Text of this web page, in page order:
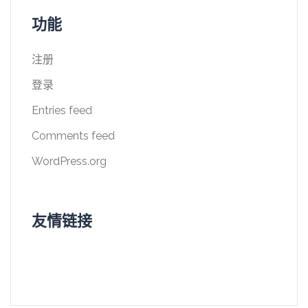
功能
注册
登录
Entries feed
Comments feed
WordPress.org
友情链接